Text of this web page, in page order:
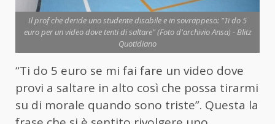
Il prof che deride uno studente disabile e in sovrappeso: "Ti do 5
euro per un video dove tenti di saltare" (Foto d'archivio Ansa) - Blitz
Quotidiano
“Ti do 5 euro se mi fai fare un video dove
provi a saltare in alto così che possa tirarmi
su di morale quando sono triste”. Questa la